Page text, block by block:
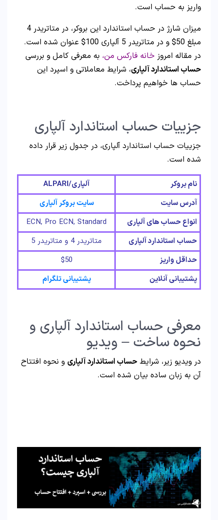
واریز به حساب است.
میزان شارژ در حساب استاندارد این بروکر، در متاتریدر 4
مبلغ 50$ و در متاتریدر 5 آلپاری 100$ عنوان شده است.
در مقاله امروز خانه فارکس من، به معرفی کامل و بررسی
حساب استاندارد آلپاری، شرایط معاملاتی و اسپرد این
حساب ها خواهیم پرداخت.
جزییات حساب استاندارد آلپاری
جزییات حساب استاندارد آلپاری، در جدول زیر قرار داده
شده است.
نام بروکر آلپاری/ALPARI
آدرس سایت
سایت بروکر آلپاری
انواع حساب های آلپاری
ECN, Pro ECN, Standard
حساب استاندارد آلپاری
متاتریدر 4 و متاتریدر 5
حداقل واریز
$50
پشتیبانی آنلاین
پشتیبانی تلگرام
معرفی حساب استاندارد آلپاری و
نحوه ساخت – ویدیو
در ویدیو زیر، شرایط حساب استاندارد آلپاری و نحوه افتتاح
آن به زبان ساده بیان شده است.